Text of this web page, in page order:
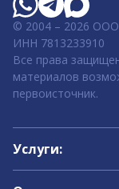
© 2004 – 2026 ООО
ИНН 7813233910
Все права
материалов
первоисточник.
Услуги: